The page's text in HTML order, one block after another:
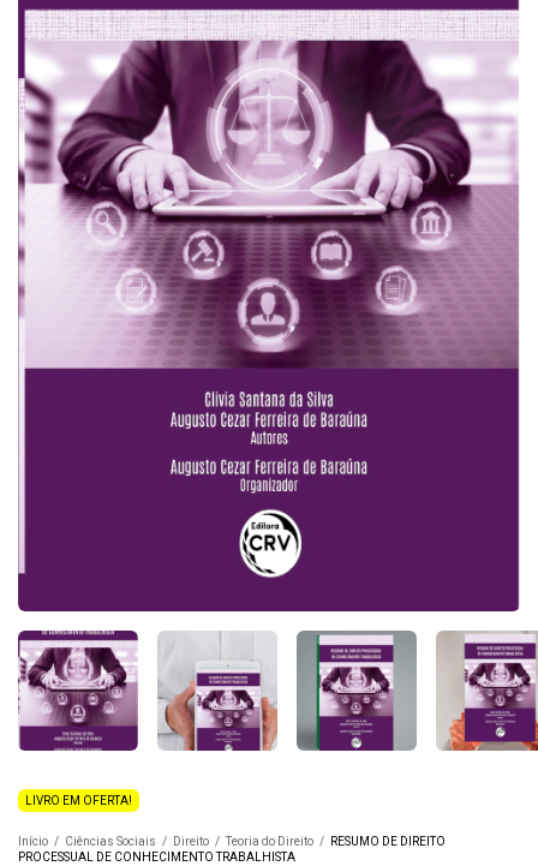
LIVRO EM OFERTA!
Início / Ciências Sociais / Direito / Teoria do Direito /
RESUMO DE DIREITO
PROCESSUAL DE CONHECIMENTO TRABALHISTA